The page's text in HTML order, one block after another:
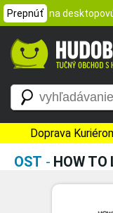
Prepnúť na
Doprava
OST - HOW TO LOSE